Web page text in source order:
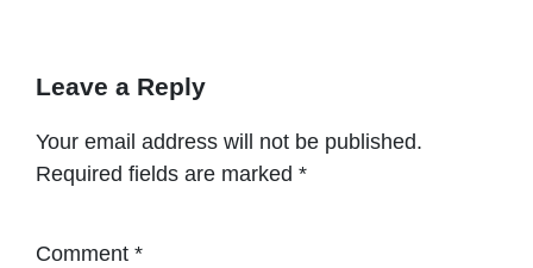
Leave a Reply
Your email address will not be published.
Required fields are marked *
Comment *